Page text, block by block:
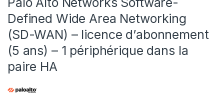
Defined Wide Area Networking
(SD-WAN) – licence d’abonnement
(5 ans) – 1 périphérique dans la
paire HA